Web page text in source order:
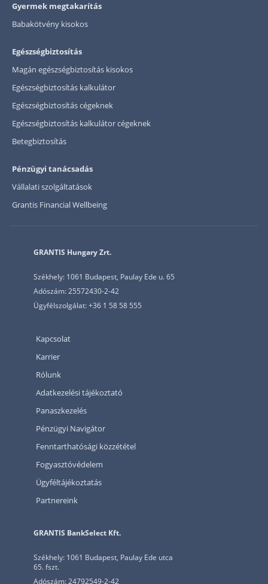
Gyermek megtakarítás
Babakötvény kisokos
Egészségbiztosítás
Magán egészségbiztosítás kisokos
Egészségbiztosítás kalkulátor
Egészségbiztosítás cégeknek
Egészségbiztosítás kalkulátor cégeknek
Betegbiztosítás
Pénzügyi tanácsadás
Vállalati szolgáltatások
Grantis Financial Wellbeing
GRANTIS Hungary Zrt.
Székhely: 1061 Budapest, Paulay Ede u. 65
Adószám: 25572430-2-42
Ügyfélszolgálat: +36 1 58 58 555
Kapcsolat
Karrier
Rólunk
Adatkezelési tájékoztató
Panaszkezelés
Pénzügyi Navigátor
Fenntarthatósági közzététel
Fogyasztóvédelem
Ügyféltájékoztatás
Partnereink
GRANTIS BankSelect Kft.
Székhely: 1061 Budapest, Paulay Ede utca
65. fszt.
Adószám: 24792549-2-42